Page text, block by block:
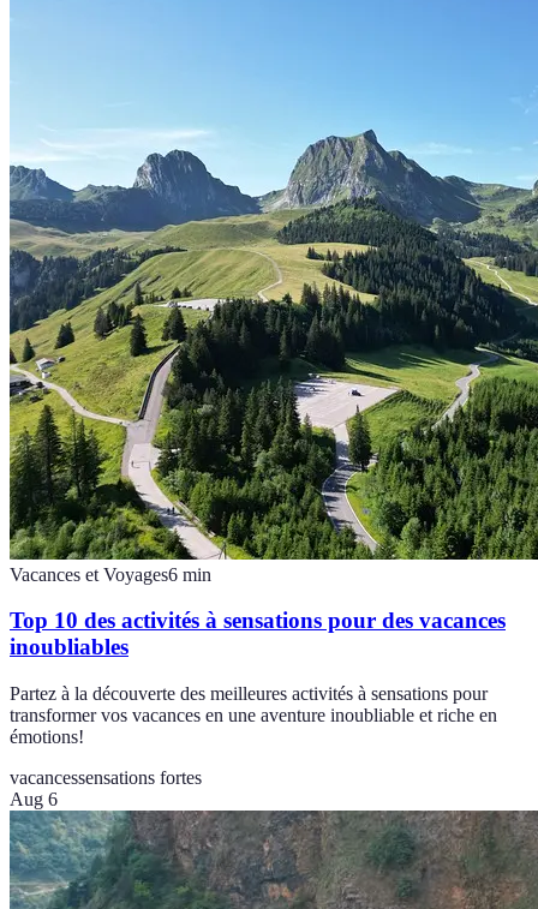
Vacances et Voyages6 min
Top 10 des activités à sensations pour des vacances
inoubliables
Partez à la découverte des meilleures activités à sensations pour
transformer vos vacances en une aventure inoubliable et riche en
émotions!
vacancessensations fortes
Aug 6